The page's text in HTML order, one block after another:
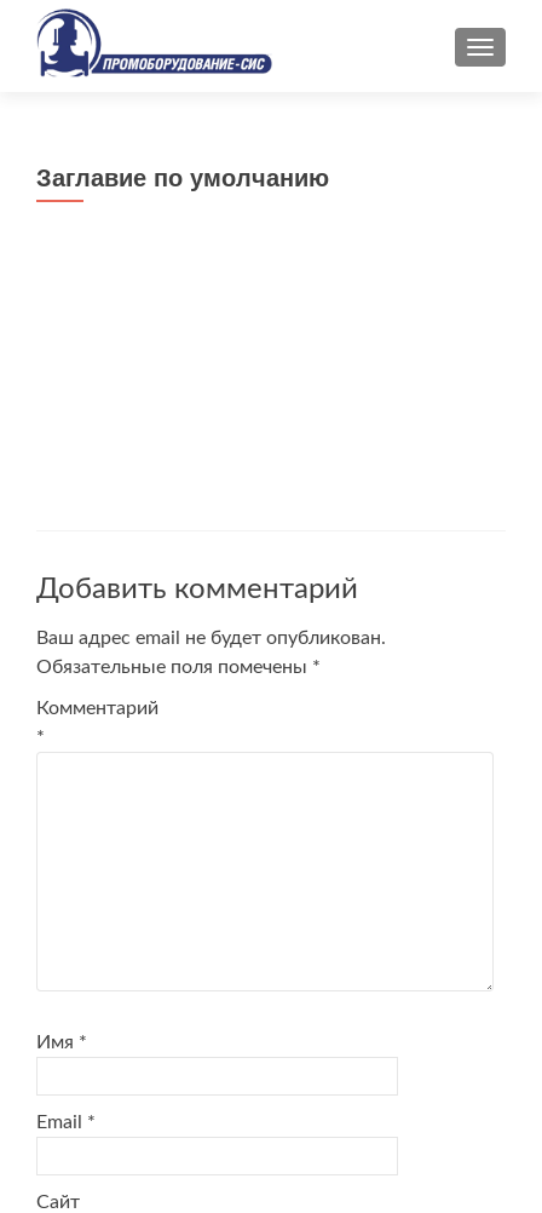
Заглавие по умолчанию
Добавить комментарий
Ваш адрес email не будет опубликован.
Обязательные поля помечены *
Комментарий
*
Имя *
Email *
Сайт